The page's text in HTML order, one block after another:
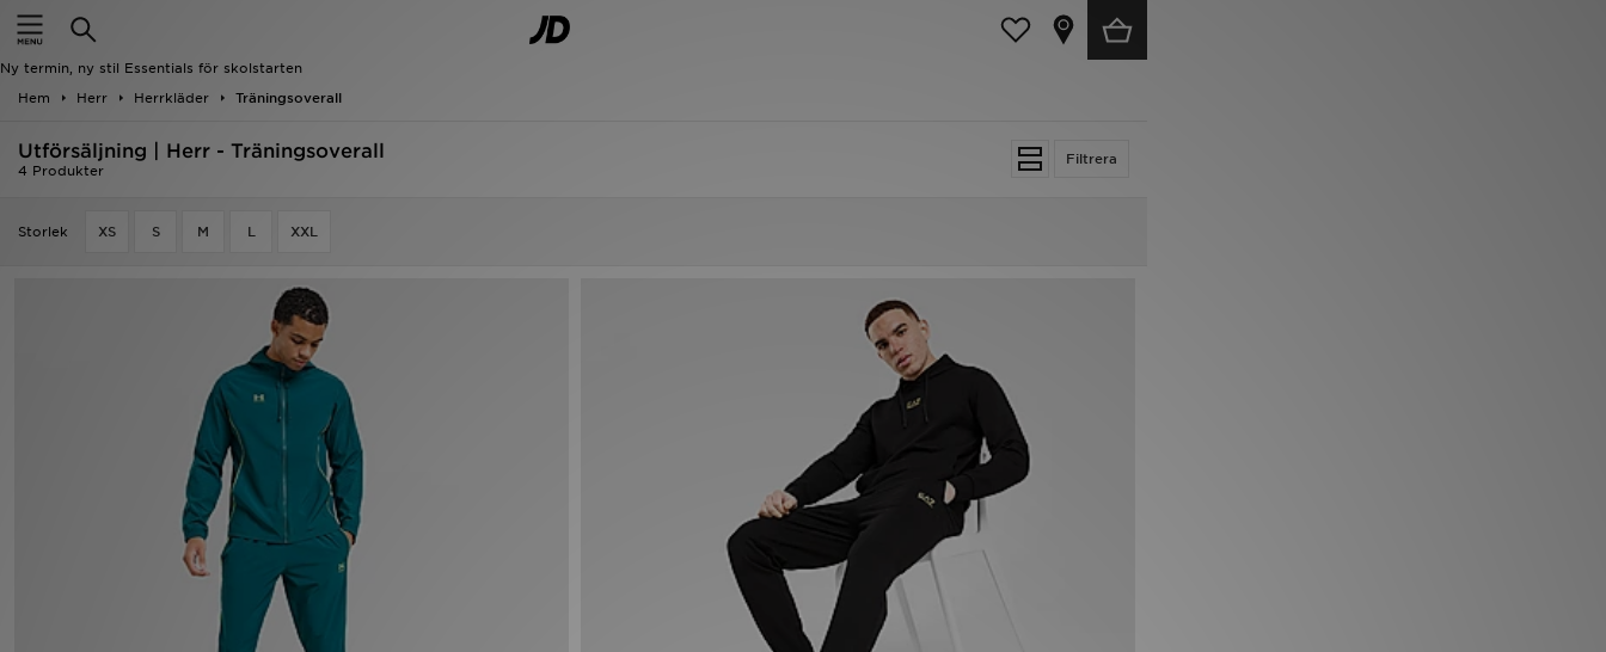
Ny termin, ny stil Essentials för skolstarten
Hem
Herr Herrkläder Träningsoverall
Filtrera
Utförsäljning | Herr - Träningsoverall
4 Produkter
Storlek XS S M L XXL
Hem
Rea
Nyheter